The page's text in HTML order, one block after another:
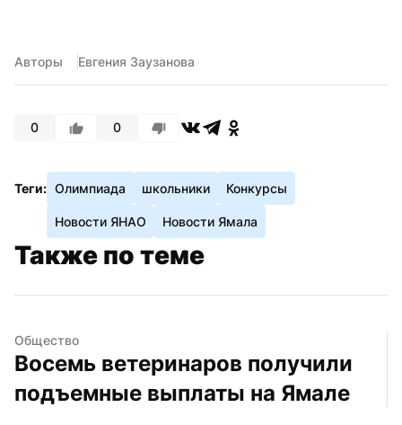
Авторы Евгения Заузанова
0 0
Теги: Олимпиада школьники Конкурсы
Новости ЯНАО Новости Ямала
Также по теме
Общество
Восемь ветеринаров получили
подъемные выплаты на Ямале